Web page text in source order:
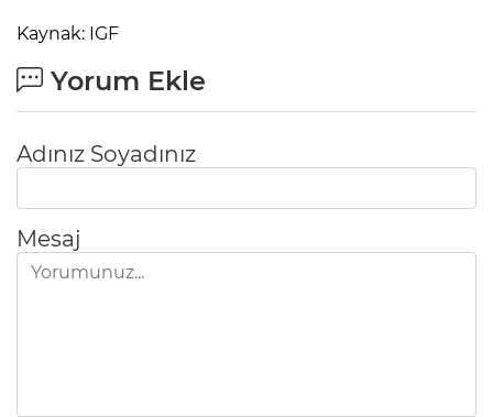
Kaynak: IGF
Yorum Ekle
Adınız Soyadınız
Mesaj